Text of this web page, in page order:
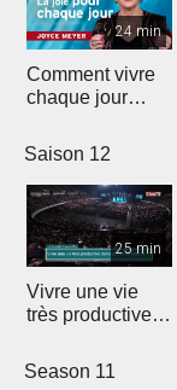
24 min
Comment vivre
chaque jour
Saison 12
25 min
Vivre une vie
très productive -
Season 11